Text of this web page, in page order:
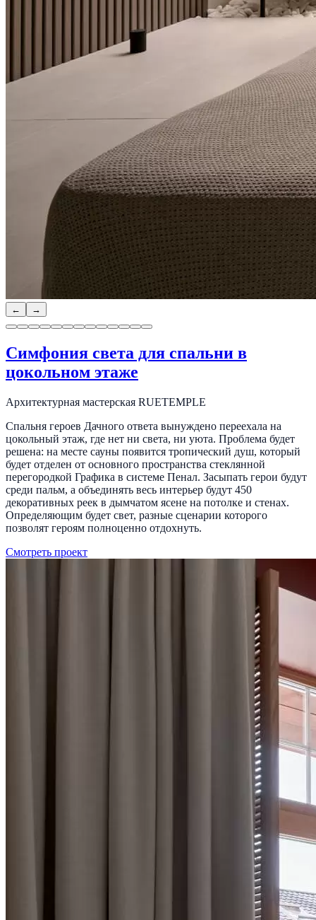
← →
Симфония света для спальни в
цокольном этаже
Архитектурная мастерская RUETEMPLE
Спальня героев Дачного ответа вынуждено переехала на
цокольный этаж, где нет ни света, ни уюта. Проблема будет
решена: на месте сауны появится тропический душ, который
будет отделен от основного пространства стеклянной
перегородкой Графика в системе Пенал. Засыпать герои будут
среди пальм, а объединять весь интерьер будут 450
декоративных реек в дымчатом ясене на потолке и стенах.
Определяющим будет свет, разные сценарии которого
позволят героям полноценно отдохнуть.
Смотреть проект